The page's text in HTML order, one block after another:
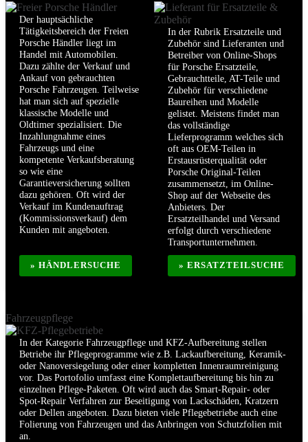
Der hauptsächliche
Tätigkeitsbereich der Freien
Porsche Händler liegt im
Handel mit Automobilen.
Dazu zählte der Verkauf und
Ankauf von gebrauchten
Porsche Fahrzeugen. Teilweise
hat man sich auf spezielle
klassische Modelle und
Oldtimer spezialisiert. Die
Inzahlungnahme eines
Fahrzeugs und eine
kompetente Verkaufsberatung
so wie eine
Garantieversicherung sollten
dazu gehören. Oft wird der
Verkauf im Kundenauftrag
(Kommissionsverkauf) dem
Kunden mit angeboten.
» HÄNDLERSUCHE
In der Rubrik Ersatzteile und
Zubehör sind Lieferanten und
Betreiber von Online-Shops
für Porsche Ersatzteile,
Gebrauchtteile, AT-Teile und
Zubehör für verschiedene
Baureihen und Modelle
gelistet. Meistens findet man
das vollständige
Lieferprogramm welches sich
oft aus OEM-Teilen in
Erstausrüsterqualität oder
Porsche Original-Teilen
zusammensetzt, im Online-
Shop auf der Webseite des
Anbieters. Der
Ersatzteilhandel und Versand
erfolgt durch verschiedene
Transportunternehmen.
» ERSATZTEILSUCHE
Fahrzeugpflege
In der Kategorie Fahrzeugpflege und KFZ-Aufbereitung stellen
Betriebe ihr Pflegeprogramme wie z.B. Lackaufbereitung, Keramik-
oder Nanoversiegelung oder einer kompletten Innenraumreinigung
vor. Das Portofolio umfasst eine Komplettaufbereitung bis hin zu
einzelnen Pflege-Paketen. Oft wird auch das Smart-Repair- oder
Spot-Repair Verfahren zur Beseitigung von Lackschäden, Kratzern
oder Dellen angeboten. Dazu bieten viele Pflegebetriebe auch eine
Folierung von Fahrzeugen und das Anbringen von Schutzfolien mit
an.